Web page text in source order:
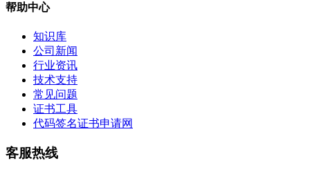
帮助中心
知识库
公司新闻
行业资讯
技术支持
常见问题
证书工具
代码签名证书申请网
客服热线